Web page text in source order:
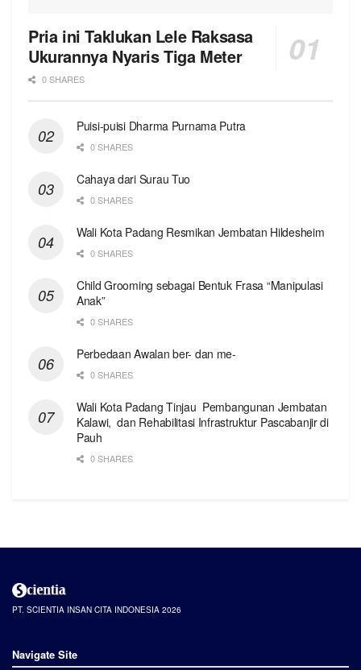
Pria ini Taklukan Lele Raksasa
Ukurannya Nyaris Tiga Meter
0 SHARES
Puisi-puisi Dharma Purnama Putra
0 SHARES
Cahaya dari Surau Tuo
0 SHARES
Wali Kota Padang Resmikan Jembatan Hildesheim
0 SHARES
Child Grooming sebagai Bentuk Frasa “Manipulasi
Anak”
0 SHARES
Perbedaan Awalan ber- dan me-
0 SHARES
Wali Kota Padang Tinjau Pembangunan Jembatan
Kalawi, dan Rehabilitasi Infrastruktur Pascabanjir di
Pauh
0 SHARES
PT. SCIENTIA INSAN CITA INDONESIA 2026
Navigate Site